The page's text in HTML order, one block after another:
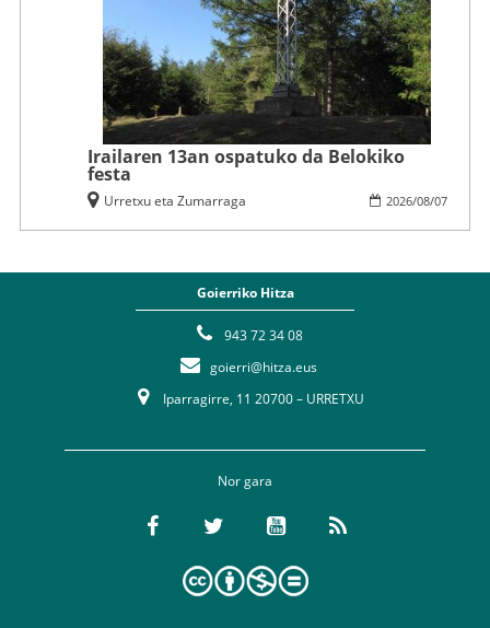
Irailaren 13an ospatuko da Belokiko
festa
2026/08/07
Urretxu eta Zumarraga
Goierriko Hitza
943 72 34 08
goierri@hitza.eus
Iparragirre, 11 20700 – URRETXU
Nor gara